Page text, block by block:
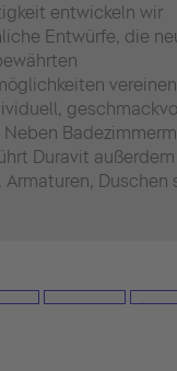
entwickeln wir
Entwürfe, die
Duravit außerdem
Armaturen, Duschen